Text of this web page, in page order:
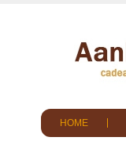
HOME